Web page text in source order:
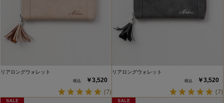
リアロングウォレット
￥3,520
(7)
リアロングウォレット
￥3,520
(7)